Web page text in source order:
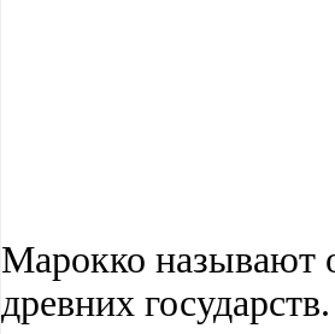
Марокко называют
древних